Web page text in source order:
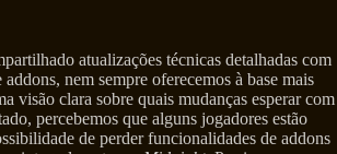
atualizações técnicas detalhadas com
nem sempre oferecemos à base mais
visão clara sobre quais mudanças esperar com
percebemos que alguns jogadores estão
de perder funcionalidades de addons